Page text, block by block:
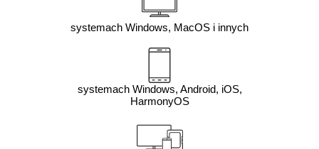
systemach Windows, MacOS i innych
systemach Windows, Android, iOS,
HarmonyOS